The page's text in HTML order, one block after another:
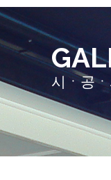
시ㆍ공